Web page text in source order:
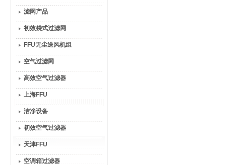
滤网产品
初效袋式过滤网
FFU无尘送风机组
空气过滤网
高效空气过滤器
上海FFU
洁净设备
初效空气过滤器
天津FFU
空调箱过滤器